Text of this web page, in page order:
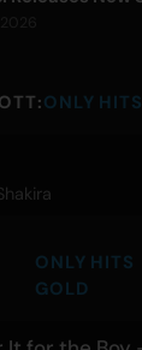
ONLY HITS
ONLY HITS
GOLD